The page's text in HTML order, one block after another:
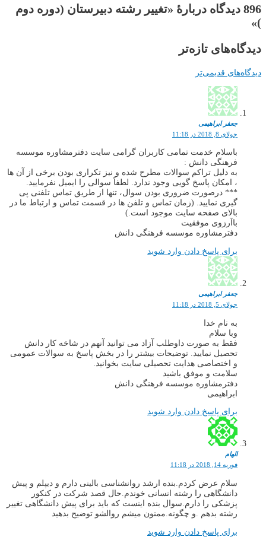
896 دیدگاه دربارهٔ «تغییر رشته دبیرستان (دوره دوم
)»
دیدگاه‌های تازه‌تر
دیدگاه‌های قدیمی‌تر
جعفر ابراهیمی
جولای 8, 2018 در 11:18
باسلام خدمت تمامی کاربران گرامی سایت دفترمشاوره موسسه
فرهنگی دانش :
به دلیل تراکم سوالات مطرح شده و نیز تکراری بودن برخی از آن ها
، امکان پاسخ گویی وجود ندارد. لطفاً سوالی را ایمیل نفرمایید.
*** درصورت ضروری بودن سوال، تنها از طریق تماس تلفنی پی
گیری نمایید. (زمان تماس و تلفن ها در قسمت تماس و ارتباط ما در
بالای صفحه سایت موجود است.)
باآرزوی موفقیت
دفترمشاوره موسسه فرهنگی دانش
برای پاسخ دادن وارد شوید
جعفر ابراهیمی
جولای 5, 2018 در 11:18
به نام خدا
وبا سلام
فقط به صورت داوطلب آزاد می توانید آنهم در شاخه کار دانش
تحصیل نمایید. توضیحات بیشتر را در بخش پاسخ به سوالات عمومی
و اختصاصی هدایت تحصیلی سایت بخوانید.
سلامت و موفق باشید
دفترمشاوره موسسه فرهنگی دانش
ابراهیمی
برای پاسخ دادن وارد شوید
الهام
فوریه 14, 2018 در 11:18
سلام عرض کردم.بنده ارشد روانشناسی بالینی دارم و دیپلم و پیش
دانشگاهی را رشته انسانی خوندم.حال قصد شرکت در کنکور
پزشکی را دارم.سوال بنده اینست که باید برای پیش دانشگاهی تغییر
رشته بدهم .و چگونه.ممنون میشم روالشو توضیح بدهید
برای پاسخ دادن وارد شوید